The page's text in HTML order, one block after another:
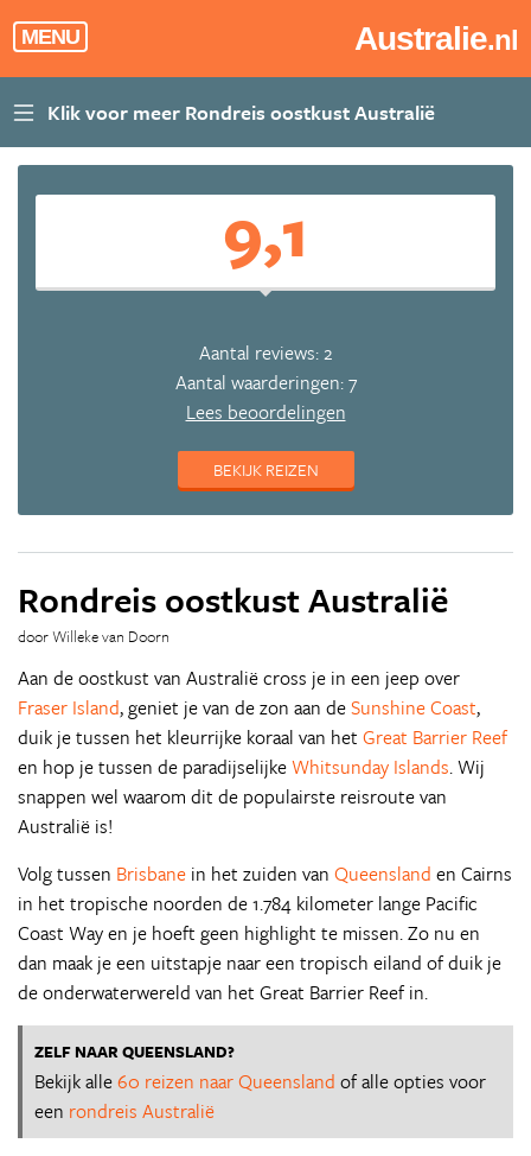
MENU Australie.nl
9,1
Aantal reviews: 2
Aantal waarderingen: 7
Lees beoordelingen
BEKIJK REIZEN
Rondreis oostkust Australië
door Willeke van Doorn
Aan de oostkust van Australië cross je in een jeep over
Fraser Island, geniet je van de zon aan deSunshine Coast,
duik je tussen het kleurrijke koraal van het Great Barrier Reef
en hop je tussen de paradijselijkeWhitsunday Islands. Wij
snappen wel waarom dit de populairste reisroute van
Australië is!
Volg tussen Brisbane in het zuiden van Queensland en Cairns
in het tropische noorden de 1.784 kilometer lange Pacific
Coast Way en je hoeft geen highlight te missen. Zo nu en
dan maak je een uitstapje naar een tropisch eiland of duik je
de onderwaterwereld van het Great Barrier Reef in.
ZELF NAAR QUEENSLAND?
Bekijk alle60 reizen naar Queensland of alle opties voor
een rondreis Australië